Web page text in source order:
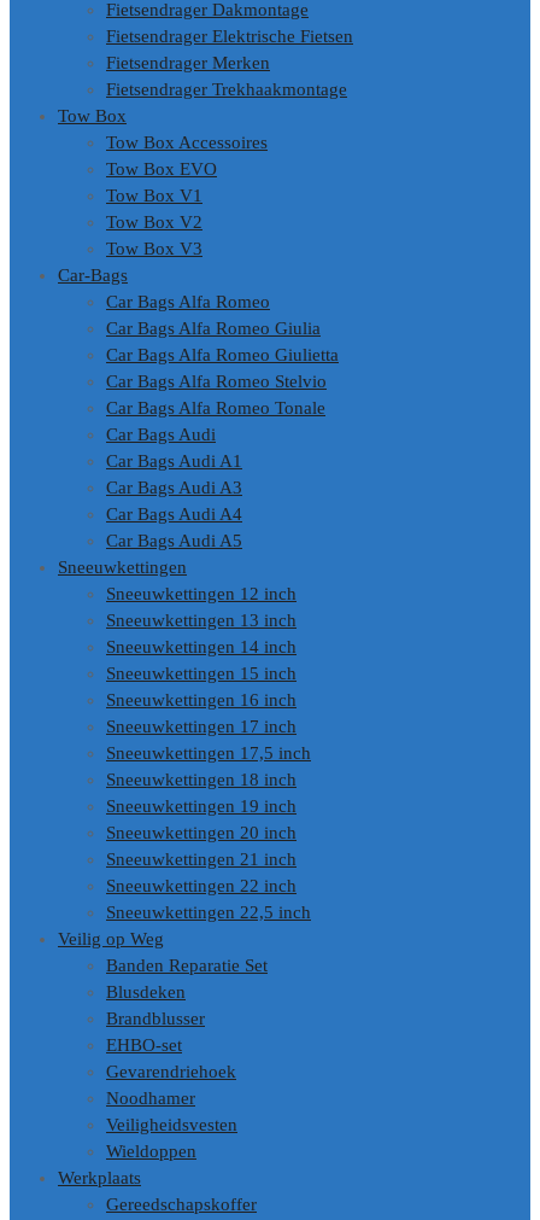
Fietsendrager Dakmontage
Fietsendrager Elektrische Fietsen
Fietsendrager Merken
Fietsendrager Trekhaakmontage
Tow Box
Tow Box Accessoires
Tow Box EVO
Tow Box V1
Tow Box V2
Tow Box V3
Car-Bags
Car Bags Alfa Romeo
Car Bags Alfa Romeo Giulia
Car Bags Alfa Romeo Giulietta
Car Bags Alfa Romeo Stelvio
Car Bags Alfa Romeo Tonale
Car Bags Audi
Car Bags Audi A1
Car Bags Audi A3
Car Bags Audi A4
Car Bags Audi A5
Sneeuwkettingen
Sneeuwkettingen 12 inch
Sneeuwkettingen 13 inch
Sneeuwkettingen 14 inch
Sneeuwkettingen 15 inch
Sneeuwkettingen 16 inch
Sneeuwkettingen 17 inch
Sneeuwkettingen 17,5 inch
Sneeuwkettingen 18 inch
Sneeuwkettingen 19 inch
Sneeuwkettingen 20 inch
Sneeuwkettingen 21 inch
Sneeuwkettingen 22 inch
Sneeuwkettingen 22,5 inch
Veilig op Weg
Banden Reparatie Set
Blusdeken
Brandblusser
EHBO-set
Gevarendriehoek
Noodhamer
Veiligheidsvesten
Wieldoppen
Werkplaats
Gereedschapskoffer